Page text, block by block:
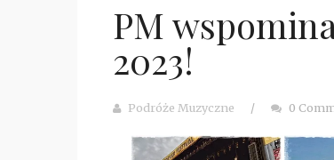
PM
2023!
Podróże Muzyczne / 0